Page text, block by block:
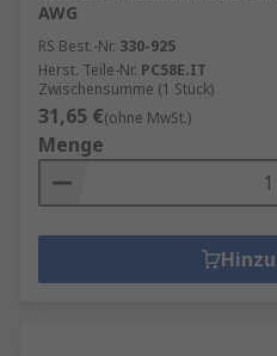
AWG
RS Best.-Nr. 330-925
Herst. Teile-Nr. PC58E.IT
Zwischensumme (1 Stück)
31,65 €(ohne MwSt.)
Menge